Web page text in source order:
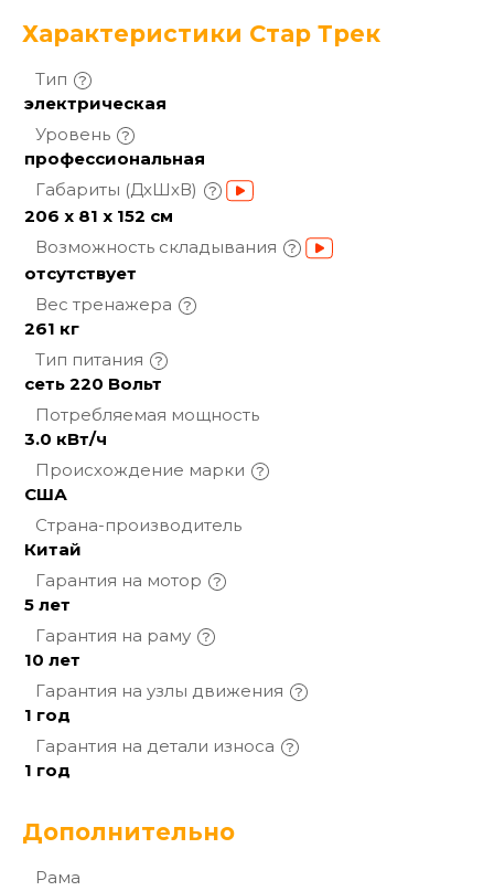
Характеристики Стар Трек
Тип
электрическая
Уровень
профессиональная
Габариты (ДхШхВ)
206 х 81 х 152 см
Возможность складывания
отсутствует
Вес тренажера
261 кг
Тип питания
сеть 220 Вольт
Потребляемая мощность
3.0 кВт/ч
Происхождение марки
США
Страна-производитель
Китай
Гарантия на мотор
5 лет
Гарантия на раму
10 лет
Гарантия на узлы движения
1 год
Гарантия на детали износа
1 год
Дополнительно
Рама